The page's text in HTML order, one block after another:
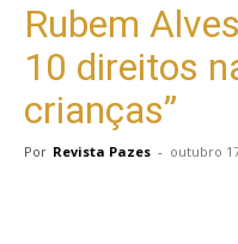
Rubem
10 direitos
crianças”
Por Revista Pazes - outubro